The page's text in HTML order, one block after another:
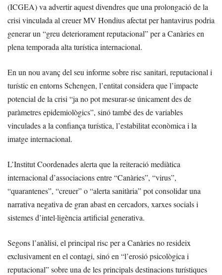
(ICGEA) va advertir aquest divendres que una prolongació de la
crisi vinculada al creuer MV Hondius afectat per hantavirus podria
generar un “greu deteriorament reputacional” per a Canàries en
plena temporada alta turística internacional.
En un nou avanç del seu informe sobre risc sanitari, reputacional i
turístic en entorns Schengen, l’entitat considera que l’impacte
potencial de la crisi “ja no pot mesurar-se únicament des de
paràmetres epidemiològics”, sinó també des de variables
vinculades a la confiança turística, l’estabilitat econòmica i la
imatge internacional.
L’Institut Coordenades alerta que la reiteració mediàtica
internacional d’associacions entre “Canàries”, “virus”,
“quarantenes”, “creuer” o “alerta sanitària” pot consolidar una
narrativa negativa de gran abast en cercadors, xarxes socials i
sistemes d’intel·ligència artificial generativa.
Segons l’anàlisi, el principal risc per a Canàries no resideix
exclusivament en el contagi, sinó en “l’erosió psicològica i
reputacional” sobre una de les principals destinacions turístiques